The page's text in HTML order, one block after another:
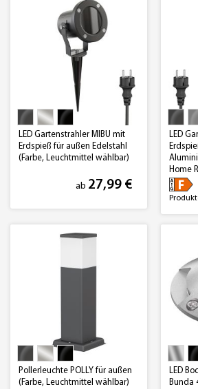
LED Gartenstrahler MIBU mit
Erdspieß für außen Edelstahl
(Farbe, Leuchtmittel wählbar)
ab 27,99 €
LED
Home
Lampe,
Pollerleuchte POLLY für außen
(Farbe, Leuchtmittel wählbar)
LED
Bunda